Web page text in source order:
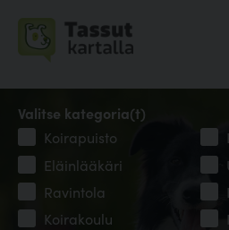
Valitse kategoria(t)
Koirapuisto
Eläinlääkäri
Ravintola
Koirakoulu